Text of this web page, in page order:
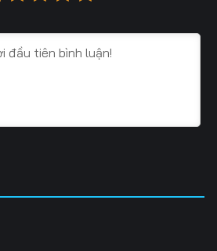
Tập 31
Tập 37 Tập 38
Tập 43 Tập 44